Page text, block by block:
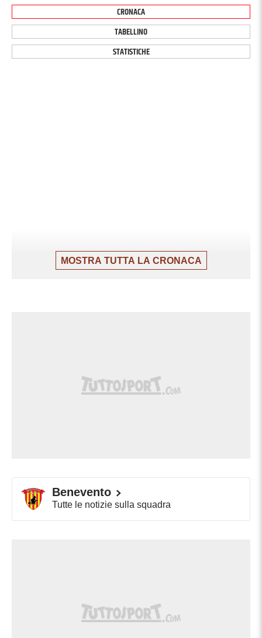
CRONACA
TABELLINO
STATISTICHE
MOSTRA TUTTA LA CRONACA
Benevento
Tutte le notizie sulla squadra